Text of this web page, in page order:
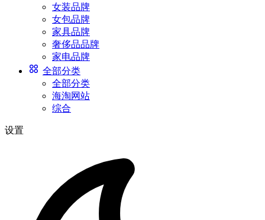
女装品牌
女包品牌
家具品牌
奢侈品品牌
家电品牌
全部分类
全部分类
海淘网站
综合
设置